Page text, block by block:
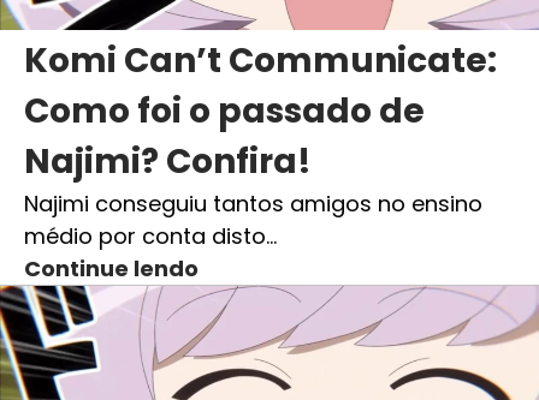
Komi Can’t Communicate:
Como foi o passado de
Najimi? Confira!
Najimi conseguiu tantos amigos no ensino
médio por conta disto…
Continue lendo